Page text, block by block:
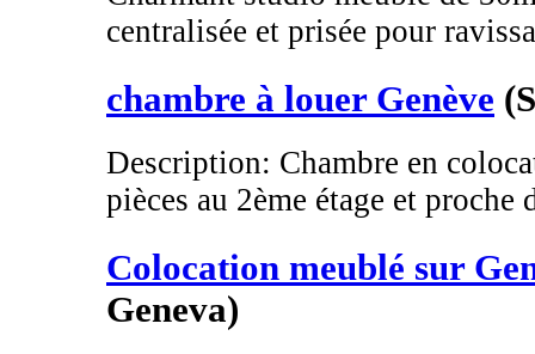
centralisée et prisée pour
chambre à louer Genève
Description: Chambre en
pièces au 2ème étage et proche
Colocation meublé sur
Geneva)